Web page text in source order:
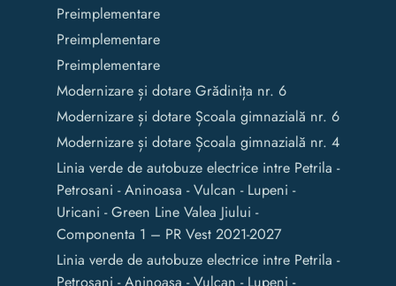
Preimplementare
Preimplementare
Preimplementare
Modernizare și dotare Grădinița nr. 6
Modernizare și dotare Școala gimnazială nr. 6
Modernizare și dotare Școala gimnazială nr. 4
Linia verde de autobuze electrice intre Petrila -
Petrosani - Aninoasa - Vulcan - Lupeni -
Uricani - Green Line Valea Jiului -
Componenta 1 – PR Vest 2021-2027
Linia verde de autobuze electrice intre Petrila -